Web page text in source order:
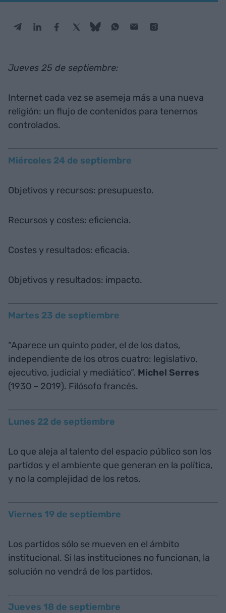
Jueves 25 de septiembre:
Internet cada vez se asemeja más a una nueva
religión: un flujo de contenidos para tenernos
controlados.
Miércoles 24 de septiembre
Objetivos y recursos: presupuesto.
Recursos y costes: eficiencia.
Costes y resultados: eficacia.
Objetivos y resultados: impacto.
Martes 23 de septiembre
“Aparece un quinto poder, el de los datos,
independiente de los otros cuatro: legislativo,
ejecutivo, judicial y mediático”. Michel Serres
(1930 – 2019). Filósofo francés.
Lunes 22 de septiembre
Lo que aleja al talento del espacio público son los
partidos y el ambiente que generan en la política,
y no la complejidad de los retos.
Viernes 19 de septiembre
Los partidos sólo se mueven en el ámbito
institucional. Si las instituciones no funcionan, la
solución no vendrá de los partidos.
Jueves 18 de septiembre